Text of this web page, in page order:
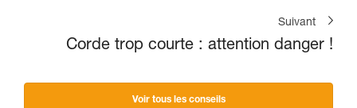
Suivant
Corde trop courte : attention danger !
Voir tous les conseils